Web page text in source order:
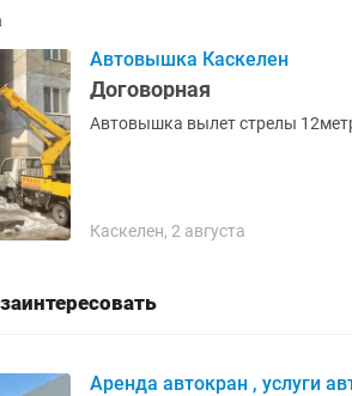
Автовышка Каскелен
Договорная
Автовышка вылет стрелы
Каскелен, 2 августа
Аренда автокран , услуги